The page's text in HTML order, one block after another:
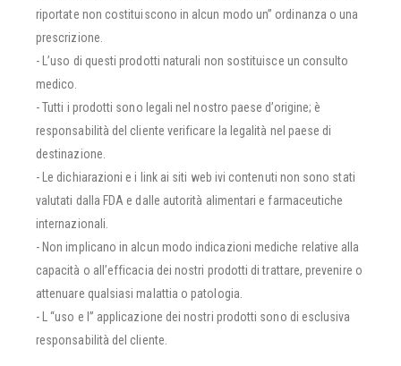
riportate non costituiscono in alcun modo un” ordinanza o una
prescrizione.
- L’uso di questi prodotti naturali non sostituisce un consulto
medico.
- Tutti i prodotti sono legali nel nostro paese d’origine; è
responsabilità del cliente verificare la legalità nel paese di
destinazione.
- Le dichiarazioni e i link ai siti web ivi contenuti non sono stati
valutati dalla FDA e dalle autorità alimentari e farmaceutiche
internazionali.
- Non implicano in alcun modo indicazioni mediche relative alla
capacità o all’efficacia dei nostri prodotti di trattare, prevenire o
attenuare qualsiasi malattia o patologia.
- L “uso e l” applicazione dei nostri prodotti sono di esclusiva
responsabilità del cliente.